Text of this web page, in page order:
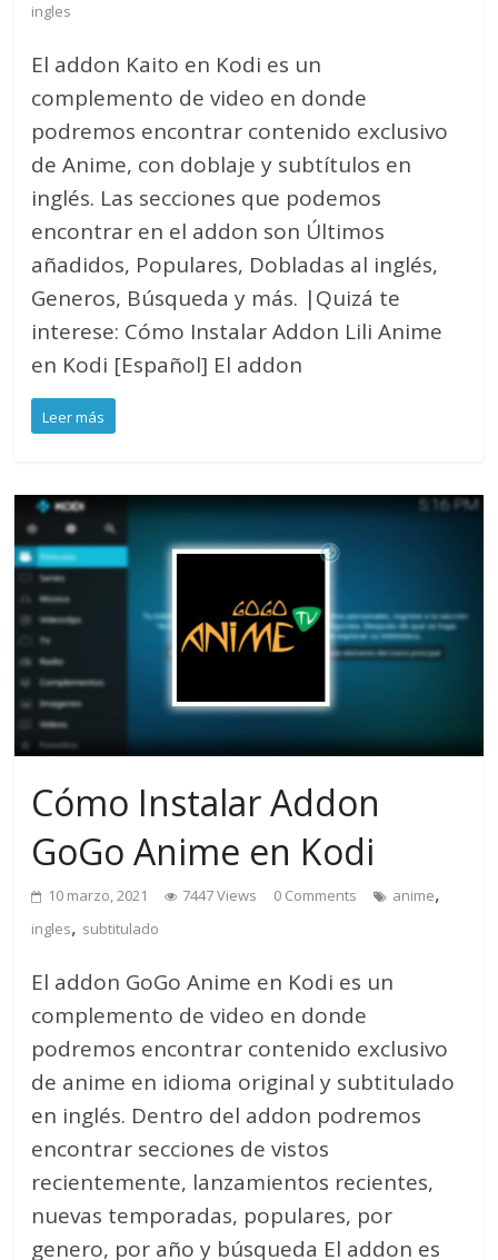
ingles
El addon Kaito en Kodi es un
complemento de video en donde
podremos encontrar contenido exclusivo
de Anime, con doblaje y subtítulos en
inglés. Las secciones que podemos
encontrar en el addon son Últimos
añadidos, Populares, Dobladas al inglés,
Generos, Búsqueda y más. |Quizá te
interese: Cómo Instalar Addon Lili Anime
en Kodi [Español] El addon
Leer más
Cómo Instalar Addon
GoGo Anime en Kodi
10 marzo, 2021 7447 Views 0 Comments anime,
ingles, subtitulado
El addon GoGo Anime en Kodi es un
complemento de video en donde
podremos encontrar contenido exclusivo
de anime en idioma original y subtitulado
en inglés. Dentro del addon podremos
encontrar secciones de vistos
recientemente, lanzamientos recientes,
nuevas temporadas, populares, por
genero, por año y búsqueda El addon es